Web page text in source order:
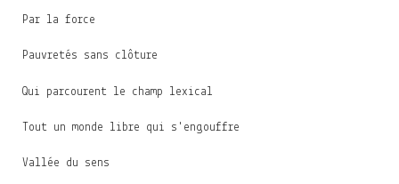
Par la force
Pauvretés sans clôture
Qui parcourent le champ lexical
Tout un monde libre qui s'engouffre
Vallée du sens